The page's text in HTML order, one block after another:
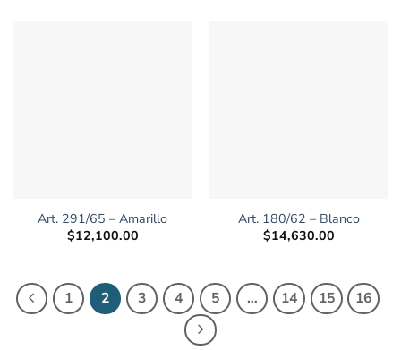
Art. 291/65 – Amarillo
$12,100.00
Art. 180/62 – Blanco
$14,630.00
1 2 3 4 5 … 14 15 16